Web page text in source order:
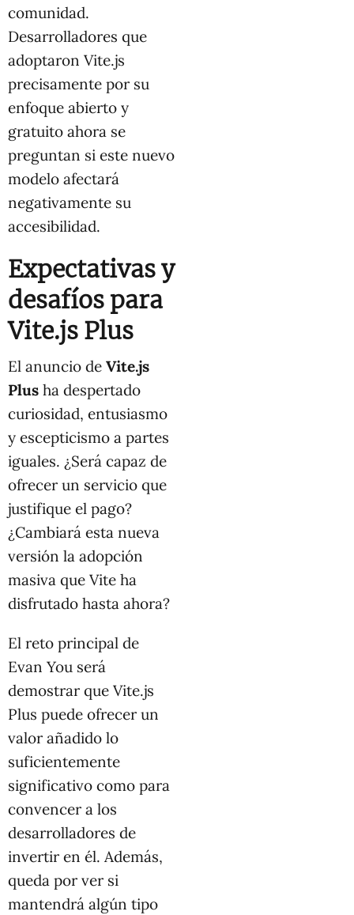
comunidad.
Desarrolladores que
adoptaron Vite.js
precisamente por su
enfoque abierto y
gratuito ahora se
preguntan si este nuevo
modelo afectará
negativamente su
accesibilidad.
Expectativas y
desafíos para
Vite.js Plus
El anuncio de Vite.js
Plus ha despertado
curiosidad, entusiasmo
y escepticismo a partes
iguales. ¿Será capaz de
ofrecer un servicio que
justifique el pago?
¿Cambiará esta nueva
versión la adopción
masiva que Vite ha
disfrutado hasta ahora?
El reto principal de
Evan You será
demostrar que Vite.js
Plus puede ofrecer un
valor añadido lo
suficientemente
significativo como para
convencer a los
desarrolladores de
invertir en él. Además,
queda por ver si
mantendrá algún tipo